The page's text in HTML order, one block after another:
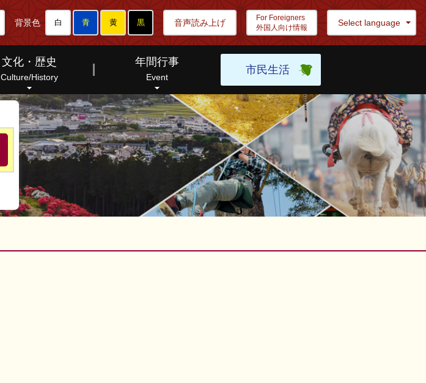
背景色 白 青 黄 黒 音声読み上げ
For Foreigners
外国人向け情報
Select language
文化・歴史
Culture/History
年間行事
Event
市民生活
目的の情報を探し出す便利な検索